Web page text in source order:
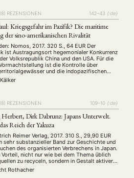
STUDIUM DATENSCHUTZERKLÄRUNG
KONTAKT SPENDEN SIE JETZT!
ENGLISH
REZENSIONEN 142–43 {:de}
Kriegsgefahr im Pazifik? Die maritime
der sino-amerikanischen Rivalität
Nomos, 2017. 320 S., 64 EUR Der
ist Austragungsort hegemonialer Konkurrenz
Volksrepublik China und den USA. Für die
ist die Kontrolle über
und die indopazifischen
zentraler Bedeutung. Beide Staaten müssen
durch Machtprojektion zur See
REZENSIONEN 109–10 {:de}
Dirk Dabrunz: Japans Unterwelt.
Reich der Yakuza
Reimer Verlag, 2017. 310 S., 29,90 EUR
sehr substanzieller Band zur Geschichte und
des organisierten Verbrechens in Japan.
Vorteil, nicht nur wie bei dem Thema üblich
zu recyceln, sondern in Gestalt aktiver
Geschehen – zumindest der „Rest and
der Herrschaften – …
Rothacher